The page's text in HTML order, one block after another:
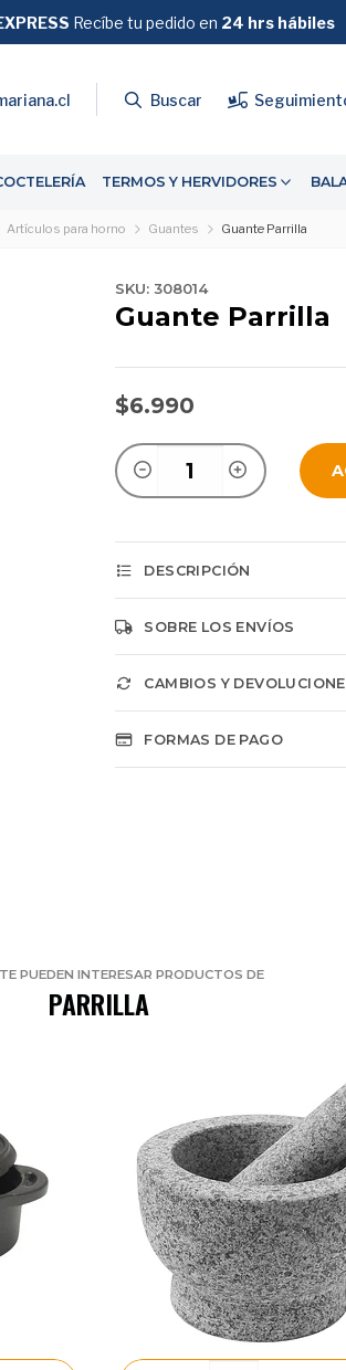
Buscar
TERMOS Y HERVIDORES
SOBRE $39.990
Recíbe tu pedido en 24 hrs hábiles
Artículos para horno Guantes Guante Parrilla
SKU: 308014
Guante Parrilla
$6.990
DESCRIPCIÓN
SOBRE LOS ENVÍOS
CAMBIOS Y
FORMAS DE PAGO
PUEDEN INTERESAR PRODUCTOS DE
PARRILLA